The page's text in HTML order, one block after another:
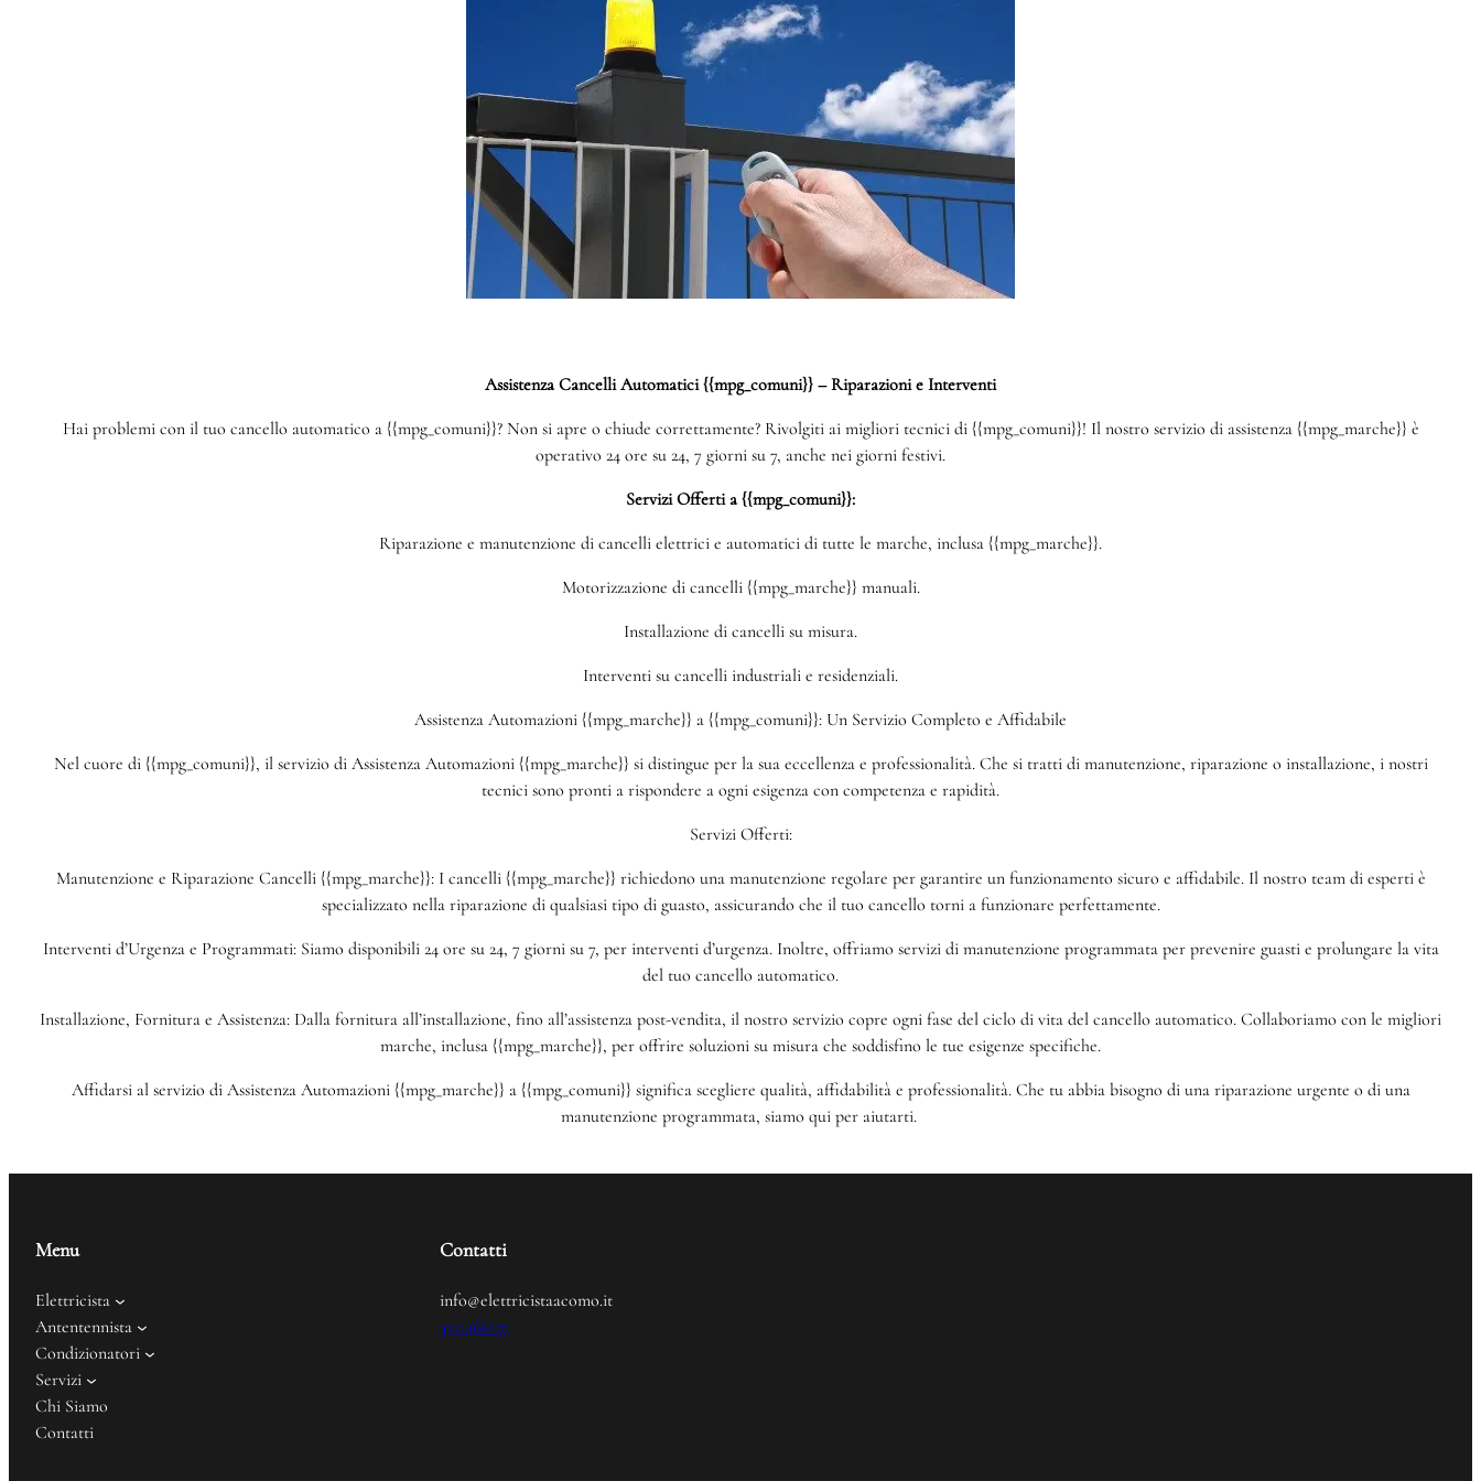
Assistenza Cancelli Automatici {{mpg_comuni}} – Riparazioni e Interventi
Hai problemi con il tuo cancello automatico a {{mpg_comuni}}? Non si apre o chiude correttamente? Rivolgiti ai migliori tecnici di {{mpg_comuni}}! Il nostro servizio di assistenza {{mpg_marche}} è
operativo 24 ore su 24, 7 giorni su 7, anche nei giorni festivi.
Servizi Offerti a {{mpg_comuni}}:
Riparazione e manutenzione di cancelli elettrici e automatici di tutte le marche, inclusa {{mpg_marche}}.
Motorizzazione di cancelli {{mpg_marche}} manuali.
Installazione di cancelli su misura.
Interventi su cancelli industriali e residenziali.
Assistenza Automazioni {{mpg_marche}} a {{mpg_comuni}}: Un Servizio Completo e Affidabile
Nel cuore di {{mpg_comuni}}, il servizio di Assistenza Automazioni {{mpg_marche}} si distingue per la sua eccellenza e professionalità. Che si tratti di manutenzione, riparazione o installazione, i nostri
tecnici sono pronti a rispondere a ogni esigenza con competenza e rapidità.
Servizi Offerti:
Manutenzione e Riparazione Cancelli {{mpg_marche}}: I cancelli {{mpg_marche}} richiedono una manutenzione regolare per garantire un funzionamento sicuro e affidabile. Il nostro team di esperti è
specializzato nella riparazione di qualsiasi tipo di guasto, assicurando che il tuo cancello torni a funzionare perfettamente.
Interventi d’Urgenza e Programmati: Siamo disponibili 24 ore su 24, 7 giorni su 7, per interventi d’urgenza. Inoltre, offriamo servizi di manutenzione programmata per prevenire guasti e prolungare la vita
del tuo cancello automatico.
Installazione, Fornitura e Assistenza: Dalla fornitura all’installazione, fino all’assistenza post-vendita, il nostro servizio copre ogni fase del ciclo di vita del cancello automatico. Collaboriamo con le migliori
marche, inclusa {{mpg_marche}}, per offrire soluzioni su misura che soddisfino le tue esigenze specifiche.
Affidarsi al servizio di Assistenza Automazioni {{mpg_marche}} a {{mpg_comuni}} significa scegliere qualità, affidabilità e professionalità. Che tu abbia bisogno di una riparazione urgente o di una
manutenzione programmata, siamo qui per aiutarti.
Menu
Elettricista
Antentennista
Condizionatori
Servizi
Chi Siamo
Contatti
Contatti
info@elettricistaacomo.it
3312466237